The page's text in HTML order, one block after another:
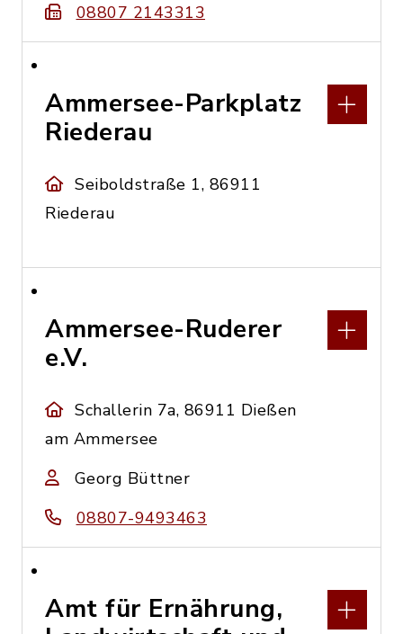
08807 2143313
Ammersee-Parkplatz
Riederau
Seiboldstraße 1, 86911
Riederau
Ammersee-Ruderer
e.V.
Schallerin 7a, 86911 Dießen
am Ammersee
Georg Büttner
08807-9493463
Amt für Ernährung,